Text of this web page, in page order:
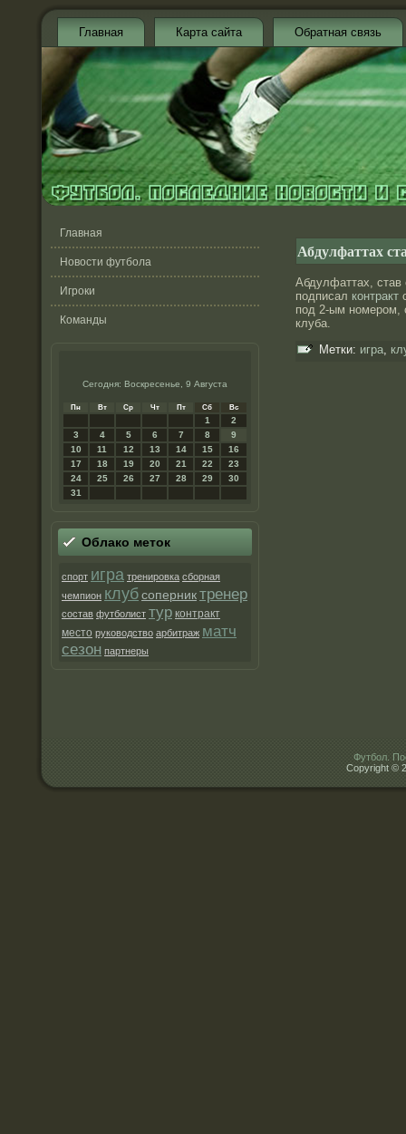
Главная Карта сайта Обратная связь
Главная
Новости футбола
Игроки
Команды
Сегодня: Воскресенье, 9 Августа
Пн Вт Ср Чт Пт Сб Вс
1
2
3
4 5 6 7 8
9
10
11 12 13 14 15
16
17
18 19 20 21 22
23
24
25 26 27 28 29
30
31
Облако метοк
спорт игра тренировка сборная
чемпион клуб соперник тренер
состав футболист тур контракт
место руководство арбитраж матч
сезон партнеры
Абдулфаттах
Абдулфаттах,
подписал контракт
под 2-ым номером,
клуба.
Метки: игра,
Футбол.
Copyright ©